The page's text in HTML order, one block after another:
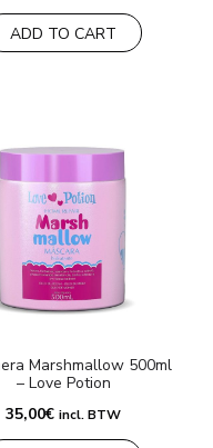
ADD TO CART
Marshmallow 500ml
– Love Potion
35,00€ incl. BTW